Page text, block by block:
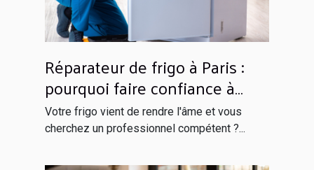
Réparateur de frigo à Paris :
pourquoi faire confiance à
Globals Services ?
Votre frigo vient de rendre l'âme et vous
cherchez un professionnel compétent ?...